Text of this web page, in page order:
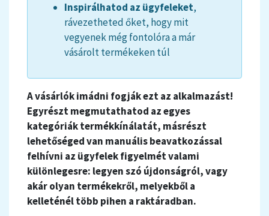
Inspirálhatod az ügyfeleket,
rávezetheted őket, hogy mit
vegyenek még fontolóra a már
vásárolt termékeken túl
A vásárlók imádni fogják ezt az alkalmazást!
Egyrészt megmutathatod az egyes
kategóriák termékkínálatát, másrészt
lehetőséged van manuális beavatkozással
felhívni az ügyfelek figyelmét valami
különlegesre: legyen szó újdonságról, vagy
akár olyan termékekről, melyekből a
kelleténél több pihen a raktáradban.